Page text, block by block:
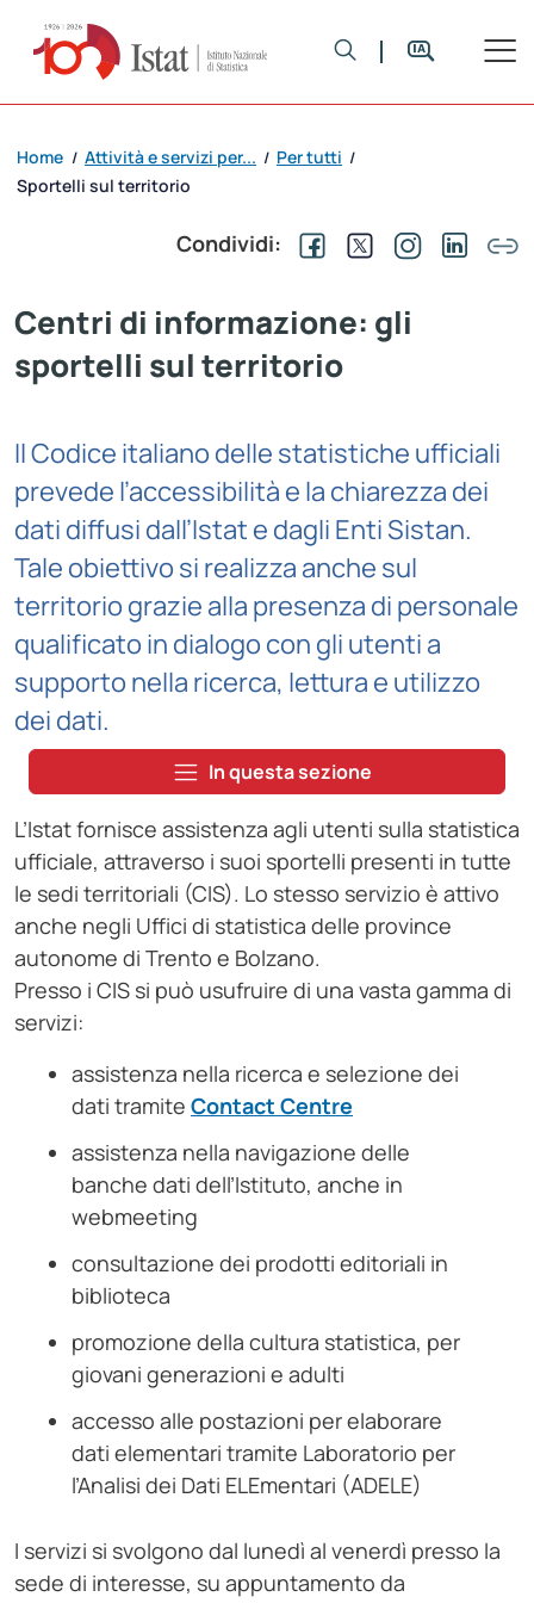
Home / Attività e servizi per... / Per tutti /
Sportelli sul territorio
Condividi:
Centri di informazione: gli
sportelli sul territorio
Il Codice italiano delle statistiche ufficiali
prevede l’accessibilità e la chiarezza dei
dati diffusi dall’Istat e dagli Enti Sistan.
Tale obiettivo si realizza anche sul
territorio grazie alla presenza di personale
qualificato in dialogo con gli utenti a
supporto nella ricerca, lettura e utilizzo
dei dati.
In questa sezione
L’Istat fornisce assistenza agli utenti sulla statistica
ufficiale, attraverso i suoi sportelli presenti in tutte
le sedi territoriali (CIS). Lo stesso servizio è attivo
anche negli Uffici di statistica delle province
autonome di Trento e Bolzano.
Presso i CIS si può usufruire di una vasta gamma di
servizi:
assistenza nella ricerca e selezione dei
dati tramite Contact Centre
assistenza nella navigazione delle
banche dati dell’Istituto, anche in
webmeeting
consultazione dei prodotti editoriali in
biblioteca
promozione della cultura statistica, per
giovani generazioni e adulti
accesso alle postazioni per elaborare
dati elementari tramite Laboratorio per
l’Analisi dei Dati ELEmentari (ADELE)
I servizi si svolgono dal lunedì al venerdì presso la
sede di interesse, su appuntamento da